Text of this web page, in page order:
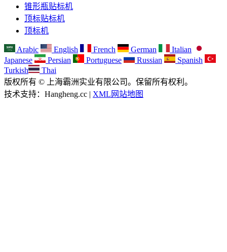
锥形瓶贴标机
顶标贴标机
顶标机
Arabic English French German
Italian
Japanese
Persian Portuguese Russian
Spanish
Turkish
Thai
版权所有 © 上海霸洲实业有限公司。保留所有权利。
技术支持：Hangheng.cc | XML网站地图